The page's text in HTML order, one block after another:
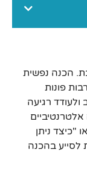
הכנה נפשית
פונות
רגיעה
"כיצד ניתן
לסייע בהכנה